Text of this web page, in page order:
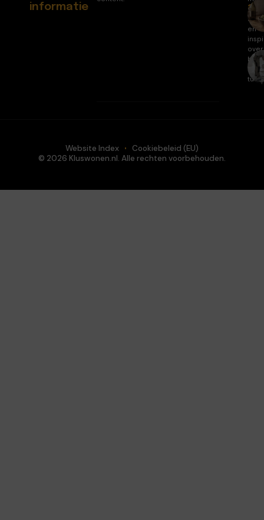
informatie
en
over
huis
en
tuin.
© 2026 Kluswonen.nl. Alle rechten voorbehouden.
Website Index Cookiebeleid (EU)